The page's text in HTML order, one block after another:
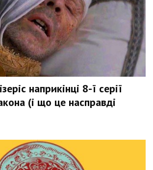
наприкінці 8-ї серії
(і що це насправді